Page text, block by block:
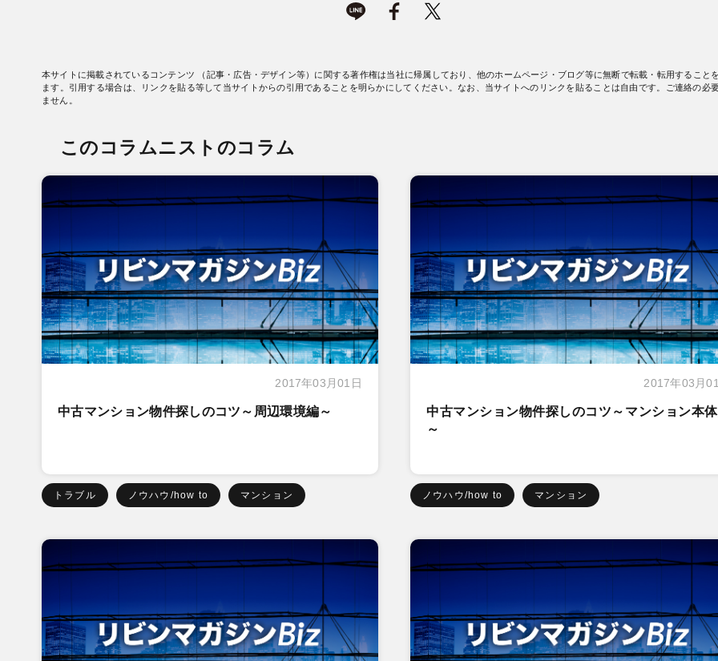
本サイトに掲載されているコンテンツ （記事・広告・デザイン等）に関する著作権は当社に帰属しており、他のホームページ・ブログ等に無断で転載・転用すること
ます。引用する場合は、リンクを貼る等して当サイトからの引用であることを明らかにしてください。なお、当サイトへのリンクを貼ることは自由です。ご連絡の必
ません。
このコラムニストのコラム
2017年03月01日
中古マンション物件探しのコツ～周辺環境編～
トラブル ノウハウ/how to マンション
2017年03月
中古マンション物件探しのコツ～マンション本
～
ノウハウ/how to マンション